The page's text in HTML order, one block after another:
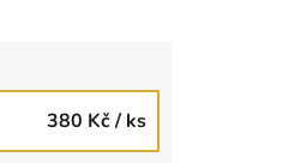
380 Kč/ ks